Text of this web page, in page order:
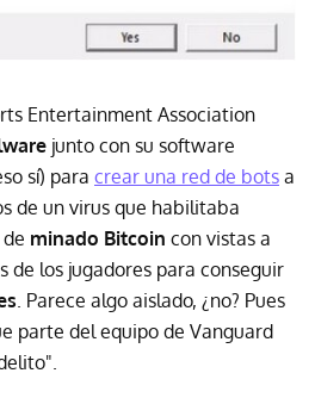
Entertainment Association
junto con su software
sí) para crear una red de bots a
de un virus que habilitaba
minado Bitcoin con vistas a
de los jugadores para conseguir
. Parece algo aislado, ¿no? Pues
parte del equipo de Vanguard